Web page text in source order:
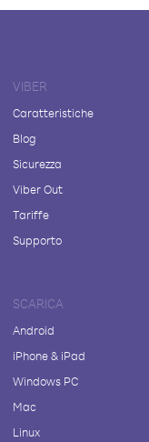
VIBER
Caratteristiche
Blog
Sicurezza
Viber Out
Tariffe
Supporto
SCARICA
Android
iPhone & iPad
Windows PC
Mac
Linux